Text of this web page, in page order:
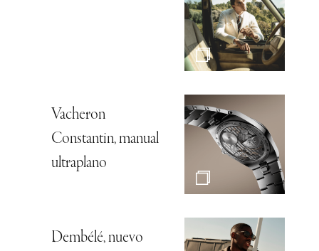
Vacheron
Constantin, manual
ultraplano
Dembélé, nuevo